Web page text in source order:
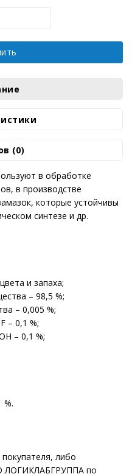
(0)
в обработке
в производстве
которые устойчивы
синтезе и др.
и запаха;
– 98,5 %;
– 0,005 %;
– 0,1 %;
– 0,1 %;
%.
либо
ЛОГИКЛАБГРУППА по